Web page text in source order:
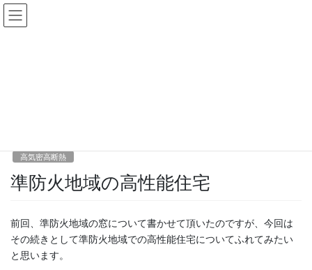
コ
ン
ナ
ビ
高気密高断熱
準防火地域の高性能住宅
前回、準防火地域の窓について書かせて頂いたのですが、今回は
その続きとして準防火地域での高性能住宅についてふれてみたい
と思います。